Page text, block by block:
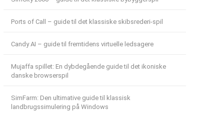
Ports of Call – guide til det klassiske skibsrederi-spil
Candy AI – guide til fremtidens virtuelle ledsagere
Mujaffa spillet: En dybdegående guide til det ikoniske
danske browserspil
SimFarm: Den ultimative guide til klassisk
landbrugssimulering på Windows